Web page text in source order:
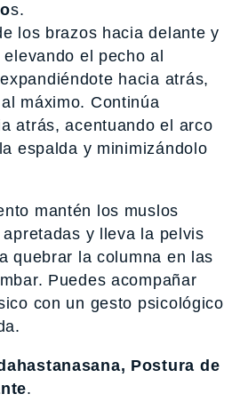
s.
los brazos hacia delante y
el pecho al
hacia atrás,
máximo. Continúa
atrás, acentuando el arco
espalda y minimizándolo
mantén los muslos
y lleva la pelvis
quebrar la columna en las
Puedes acompañar
con un gesto psicológico
Postura de
.